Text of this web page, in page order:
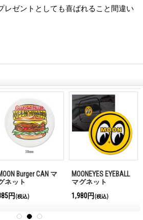
レゼントとしても喜ばれること間違い
Burger CAN マ
ネット
円 (税込)
MOONEYES EYEBALL
マグネット
1,980円 (税込)